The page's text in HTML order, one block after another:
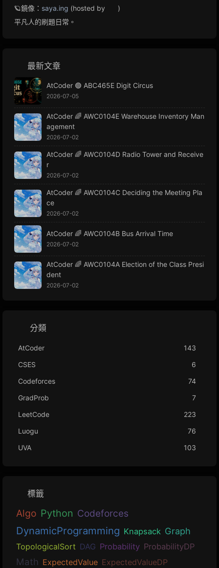
🪐鏡像： saya.ing (hosted by
)
平凡人的刷題日常。
最新文章
AtCoder 🟢 ABC465E Digit Circus
2026-07-05
AtCoder 🌈 AWC0104E Warehouse Inventory Man
agement
2026-07-02
AtCoder 🌈 AWC0104D Radio Tower and Receive
r
2026-07-02
AtCoder 🌈 AWC0104C Deciding the Meeting Pla
ce
2026-07-02
AtCoder 🌈 AWC0104B Bus Arrival Time
2026-07-02
AtCoder 🌈 AWC0104A Election of the Class Presi
dent
2026-07-02
分類
AtCoder
143
CSES
6
Codeforces
74
GradProb
7
LeetCode
223
Luogu
76
UVA
103
標籤
Algo Python Codeforces
DynamicProgramming Knapsack Graph
TopologicalSort DAG Probability ProbabilityDP
Math ExpectedValue ExpectedValueDP